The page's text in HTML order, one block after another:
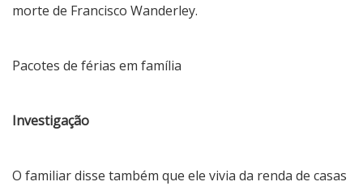
morte de Francisco Wanderley.
Pacotes de férias em família
Investigação
O familiar disse também que ele vivia da renda de casas